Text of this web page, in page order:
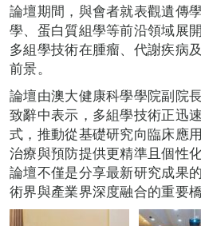
論壇期間，與會者就表觀遺傳
學、蛋白質組學等前沿領域展
多組學技術在腫瘤、代謝疾病
前景。
論壇由澳大健康科學學院副院
致辭中表示，多組學技術正迅
式，推動從基礎研究向臨床應
治療與預防提供更精準且個性
論壇不僅是分享最新研究成果
術界與產業界深度融合的重要橋